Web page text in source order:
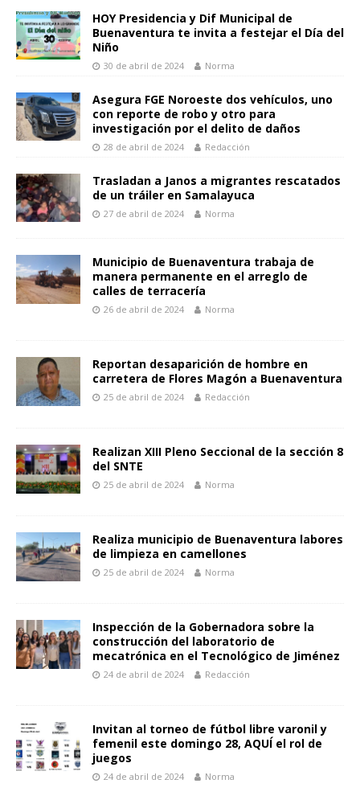
b
o
k
er l s
p
p
e
g
er
y
n
k
p
r
HOY Presidencia y Dif Municipal de
Buenaventura te invita a festejar el Día del
Niño
30 de abril de 2024 Norma
Asegura FGE Noroeste dos vehículos, uno
con reporte de robo y otro para
investigación por el delito de daños
28 de abril de 2024 Redacción
Trasladan a Janos a migrantes rescatados
de un tráiler en Samalayuca
27 de abril de 2024 Norma
Municipio de Buenaventura trabaja de
manera permanente en el arreglo de
calles de terracería
26 de abril de 2024 Norma
Reportan desaparición de hombre en
carretera de Flores Magón a Buenaventura
25 de abril de 2024 Redacción
Realizan XIII Pleno Seccional de la sección 8
del SNTE
25 de abril de 2024 Norma
Realiza municipio de Buenaventura labores
de limpieza en camellones
25 de abril de 2024 Norma
Inspección de la Gobernadora sobre la
construcción del laboratorio de
mecatrónica en el Tecnológico de Jiménez
24 de abril de 2024 Redacción
Invitan al torneo de fútbol libre varonil y
femenil este domingo 28, AQUÍ el rol de
juegos
24 de abril de 2024 Norma